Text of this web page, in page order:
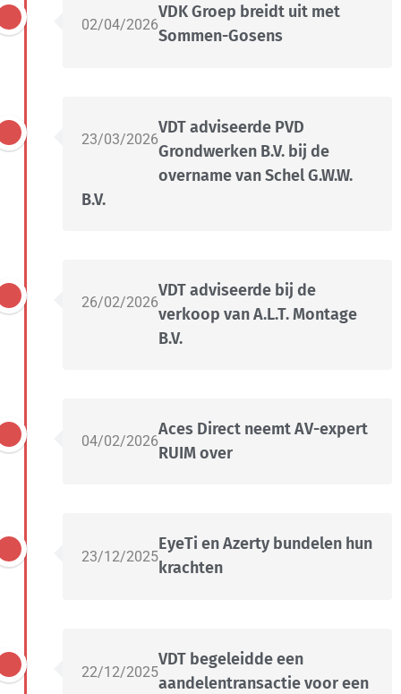
02/04/2026
VDK Groep breidt uit met
Sommen-Gosens
23/03/2026
VDT adviseerde PVD
Grondwerken B.V. bij de
overname van Schel G.W.W.
B.V.
26/02/2026
VDT adviseerde bij de
verkoop van A.L.T. Montage
B.V.
04/02/2026
Aces Direct neemt AV-expert
RUIM over
23/12/2025
EyeTi en Azerty bundelen hun
krachten
22/12/2025
VDT begeleidde een
aandelentransactie voor een